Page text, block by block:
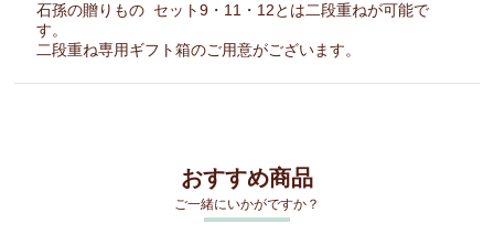
石孫の贈りもの セット9・11・12とは二段重ねが可能で
す。
二段重ね専用ギフト箱のご用意がございます。
おすすめ商品
ご一緒にいかがですか？